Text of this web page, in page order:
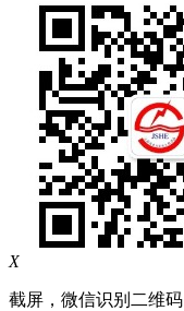
X
截屏，微信识别二维码